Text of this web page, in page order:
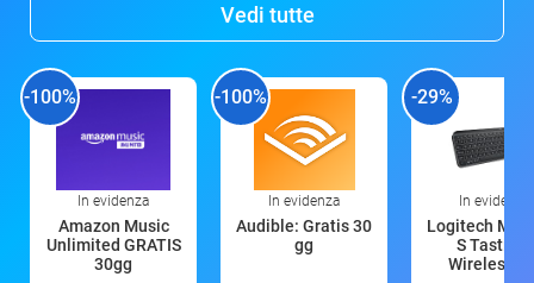
Vedi tutte
-100%
In evidenza
Amazon Music
Unlimited GRATIS
30gg
-100%
In evidenza
Audible: Gratis 30
gg
-29%
In evidenza
Logitech MX
S Tastiera
Wireless